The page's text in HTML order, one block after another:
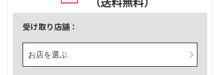
受け取り店舗：
お店を選ぶ